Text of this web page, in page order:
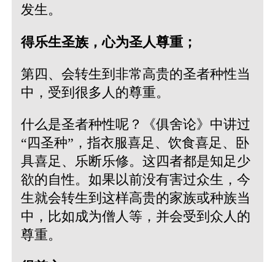
发生。
得乐生圣族，心为圣人尊重；
第四、会转生到非常高贵的圣者种性当
中，受到很多人的尊重。
什么是圣者种性呢？《俱舍论》中讲过
“四圣种”，指衣服喜足、饮食喜足、卧
具喜足、乐断乐修。这四者都是知足少
欲的自性。如果以前没有害过众生，今
生就会转生到这样高贵的家族或种族当
中，比如成为僧人等，并会受到众人的
尊重。